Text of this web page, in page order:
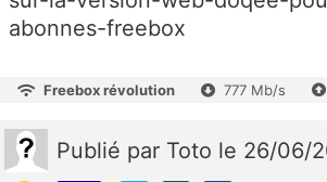
abonnes-freebox
Freebox révolution 777 Mb/s
Publié par Toto le 26/06/